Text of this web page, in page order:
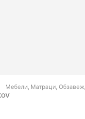
Мебели, Матраци,